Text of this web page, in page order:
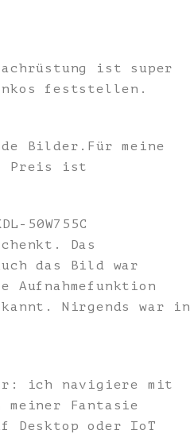
ist super
feststellen.
Bilder.Für meine
Preis ist
50W755C
Das
das Bild war
Nirgends war in
ich navigiere mit
meiner Fantasie
Desktop oder IoT